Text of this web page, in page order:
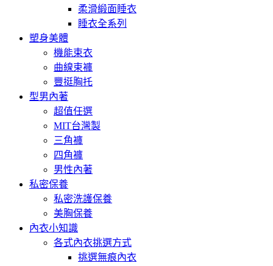
柔滑緞面睡衣
睡衣全系列
塑身美體
機能束衣
曲線束褲
豐挺胸托
型男內著
超值任選
MIT台灣製
三角褲
四角褲
男性內著
私密保養
私密洗護保養
美胸保養
內衣小知識
各式內衣挑選方式
挑選無痕內衣